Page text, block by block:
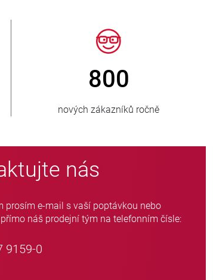
> 15 000
variant hadicových ventilů
nás
prosím e-mail s vaší poptávkou nebo
náš prodejní tým na telefonním čísle:
9159-0